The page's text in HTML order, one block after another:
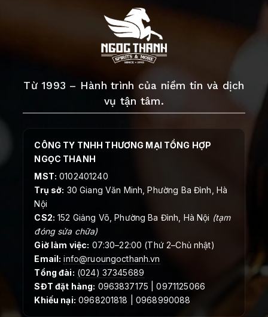
Từ 1993 – Hành trình của niềm tin và dịch
vụ tận tâm.
CÔNG TY TNHH THƯƠNG MẠI TỔNG HỢP
NGỌC THANH
MST: 0102401240
Trụ sở: 30 Giang Văn Minh, Phường Ba Đình, Hà
Nội
CS2: 152 Giảng Võ, Phường Ba Đình, Hà Nội (tạm
đóng sửa chữa)
Giờ làm việc: 07:30–22:00 (Thứ 2–Chủ nhật)
Email: info@ruoungocthanh.vn
Tổng đài: (024) 37345689
SĐT đặt hàng: 0963837175 | 0971125066
Khiếu nại: 0968201818 | 0968990088